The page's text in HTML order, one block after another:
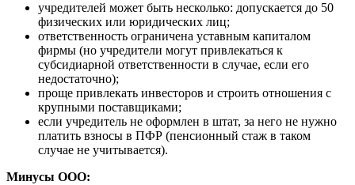
учредителей может быть несколько: допускается до 50
физических или юридических лиц;
ответственность ограничена уставным капиталом
фирмы (но учредители могут привлекаться к
субсидиарной ответственности в случае, если его
недостаточно);
проще привлекать инвесторов и строить отношения с
крупными поставщиками;
если учредитель не оформлен в штат, за него не нужно
платить взносы в ПФР (пенсионный стаж в таком
случае не учитывается).
Минусы ООО: